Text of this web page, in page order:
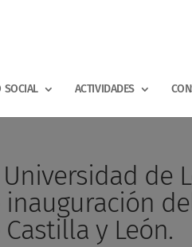
SOCIAL ACTIVIDADES
Universidad de
inauguración
y León.